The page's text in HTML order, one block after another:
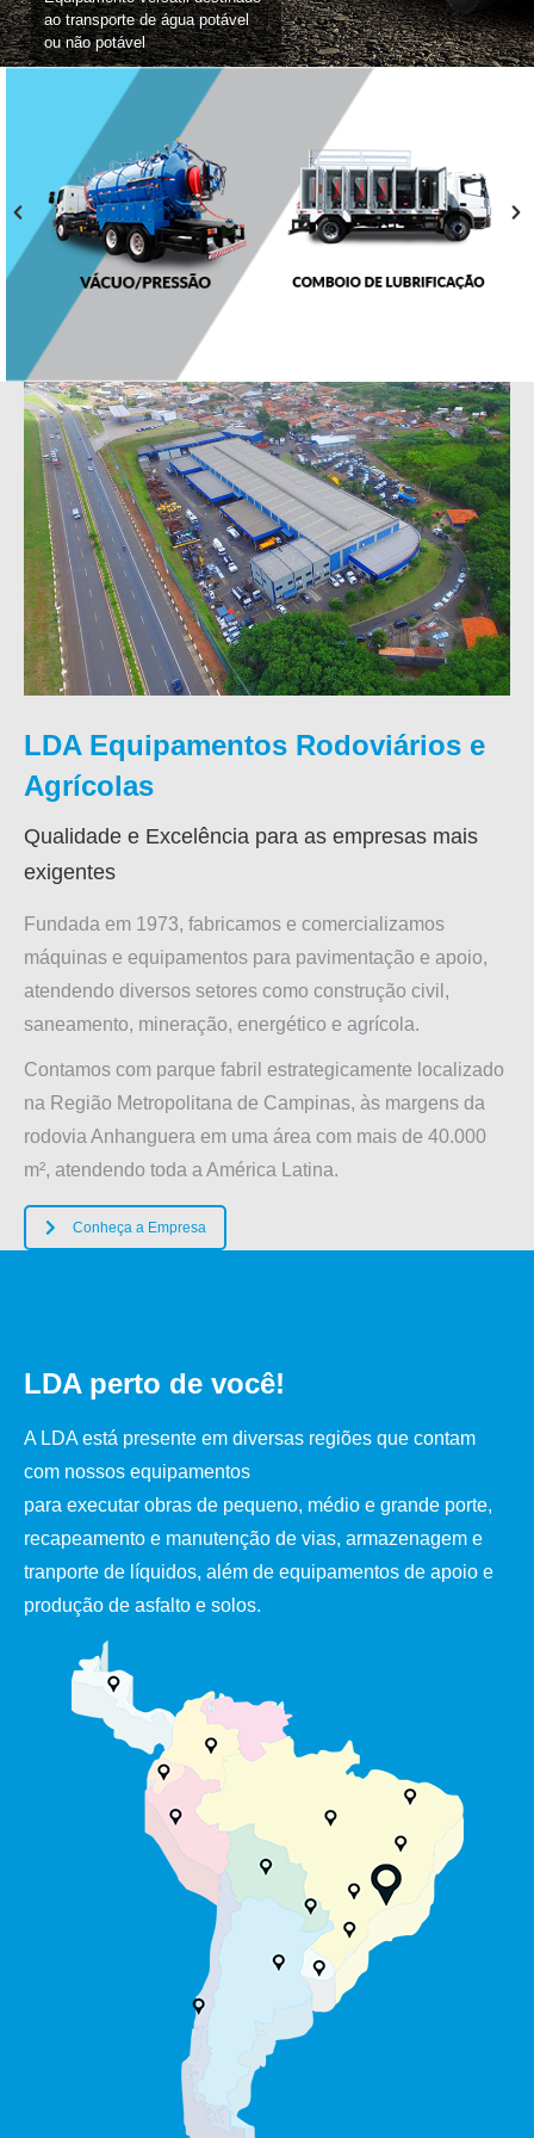
ao transporte de água potável
ou não potável
LDA Equipamentos Rodoviários e
Agrícolas
Qualidade e Excelência para as empresas mais
exigentes
Fundada em 1973, fabricamos e comercializamos
máquinas e equipamentos para pavimentação e apoio,
atendendo diversos setores como construção civil,
saneamento, mineração, energético e agrícola.
Contamos com parque fabril estrategicamente localizado
na Região Metropolitana de Campinas, às margens da
rodovia Anhanguera em uma área com mais de 40.000
m², atendendo toda a América Latina.
Conheça a Empresa
LDA perto de você!
A LDA está presente em diversas regiões que contam
com nossos equipamentos
para executar obras de pequeno, médio e grande porte,
recapeamento e manutenção de vias, armazenagem e
tranporte de líquidos, além de equipamentos de apoio e
produção de asfalto e solos.